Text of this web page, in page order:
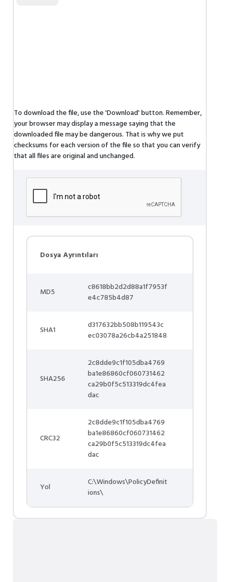
To download the file, use the 'Download' button. Remember,
your browser may display a message saying that the
downloaded file may be dangerous. That is why we put
checksums for each version of the file so that you can verify
that all files are original and unchanged.
Dosya Ayrıntıları
MD5
c8618bb2d2d88a1f7953f
e4c785b4d87
SHA1
d317632bb508b119543c
ec03078a26cb4a251848
SHA256
2c8dde9c1f105dba4769
ba1e86860cf060731462
ca29b0f5c513319dc4fea
dac
CRC32
2c8dde9c1f105dba4769
ba1e86860cf060731462
ca29b0f5c513319dc4fea
dac
Yol
C:\Windows\PolicyDefinit
ions\